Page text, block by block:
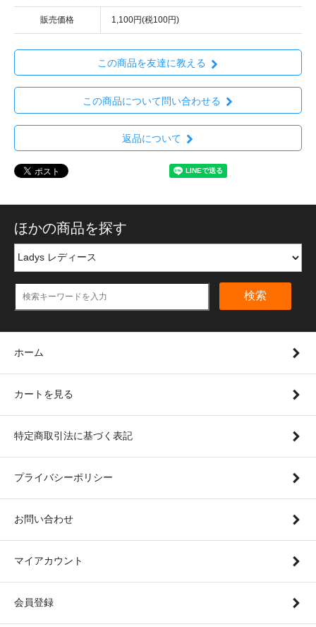
販売価格 1,100円(税100円)
この商品を友達に教える
この商品について問い合わせる
返品について
ほかの商品を探す
検索
ホーム
カートを見る
特定商取引法に基づく表記
プライバシーポリシー
お問い合わせ
マイアカウント
会員登録